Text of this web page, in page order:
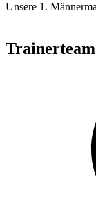
Unsere 1.
Trainerteam